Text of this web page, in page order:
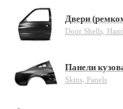
Двери
Door Shells,
Панели
Skins, Panels